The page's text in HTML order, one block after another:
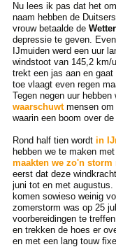
Nu lees ik pas dat het
naam hebben de
vrouw betaalde de
depressie te geven.
IJmuiden werd een uur
windstoot van 145,2 km/
trekt een jas aan en
toe vlaagt even regen
Tegen negen uur
waarschuwtmensen om
waarin een boom over
Rond half tien wordt in
hebben we te maken
maakten we zo'n storm
eerst dat deze
juni tot en met augustus.
komen sowieso weinig
zomerstorm was op 25
voorbereidingen te
en trekken de hoes er
en met een lang touw